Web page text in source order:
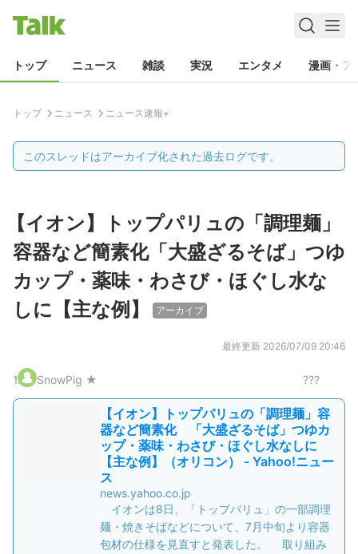
トップ ニュース 雑談 実況 エンタメ 漫画・ア
トップ ニュース ニュース速報+
このスレッドはアーカイブ化された過去ログです。
【イオン】トップパリュの「調理麺」
容器など簡素化「大盛ざるそば」つゆ
カップ・薬味・わさび・ほぐし水な
しに【主な例】
アーカイブ
最終更新 2026/07/09 20:46
1. SnowPig ★ ???
【イオン】トップパリュの「調理麺」容
器など簡素化 「大盛ざるそば」つゆカ
ップ・薬味・わさび・ほぐし水なしに
【主な例】（オリコン） - Yahoo!ニュー
ス
news.yahoo.co.jp
イオンは8日、「トップバリュ」の一部調理
麺・焼きそばなどについて、7月中旬より容器
包材の仕様を見直すと発表した。 取り組み